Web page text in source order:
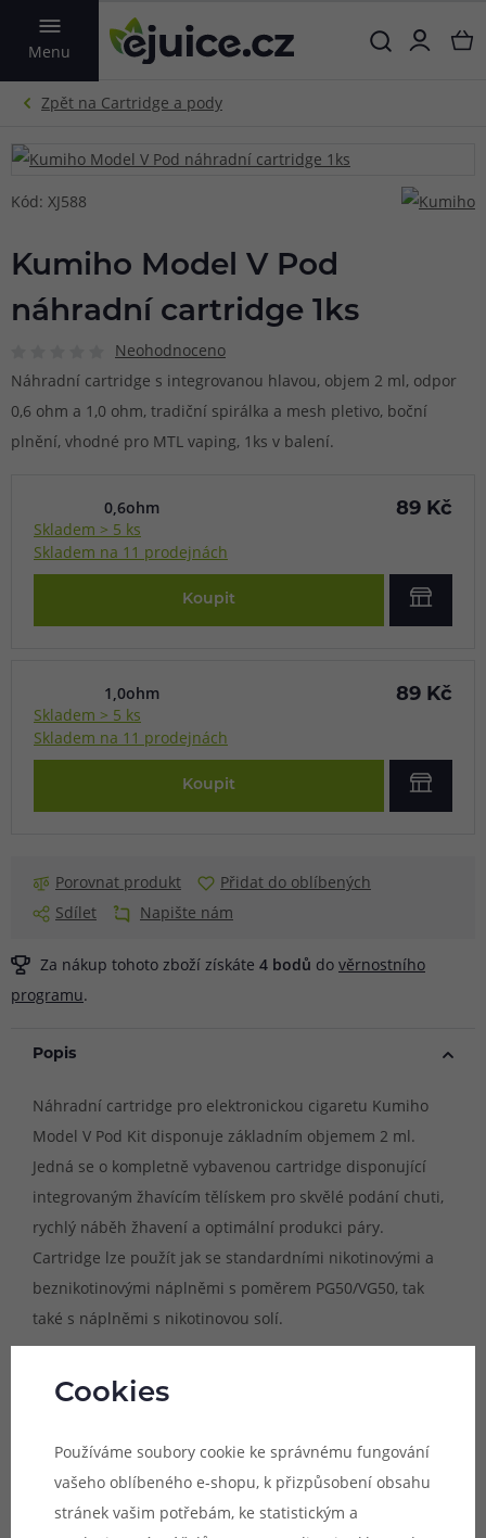
Menu
VYHLEDAT
Kód: XJ588
Kumiho Model V Pod
náhradní cartridge 1ks
Neohodnoceno
Náhradní cartridge s integrovanou hlavou, objem 2 ml, odpor
0,6 ohm a 1,0 ohm, tradiční spirálka a mesh pletivo, boční
plnění, vhodné pro MTL vaping, 1ks v balení.
0,6ohm
Skladem > 5 ks
Skladem na 11 prodejnách
89 Kč
Koupit
1,0ohm
Skladem > 5 ks
Skladem na 11 prodejnách
89 Kč
Koupit
Porovnat produkt
Přidat do oblíbených
Sdílet
Napište nám
Za nákup tohoto zboží získáte 4 bodů do věrnostního
programu.
Popis
Náhradní cartridge pro elektronickou cigaretu Kumiho
Model V Pod Kit disponuje základním objemem 2 ml.
Jedná se o kompletně vybavenou cartridge disponující
integrovaným žhavícím tělískem pro skvělé podání chuti,
rychlý náběh žhavení a optimální produkci páry.
Cartridge lze použít jak se standardními nikotinovými a
beznikotinovými náplněmi s poměrem PG50/VG50, tak
také s náplněmi s nikotinovou solí.
Kompatibilní zařízení:
Dostupné odpory a styly potahování:
- 0,6Ω (MTL vaping, doporučený výkon 14-18W, mesh)
Cookies
Používáme soubory cookie ke správnému fungování
vašeho oblíbeného e-shopu, k přizpůsobení obsahu
stránek vašim potřebám, ke statistickým a